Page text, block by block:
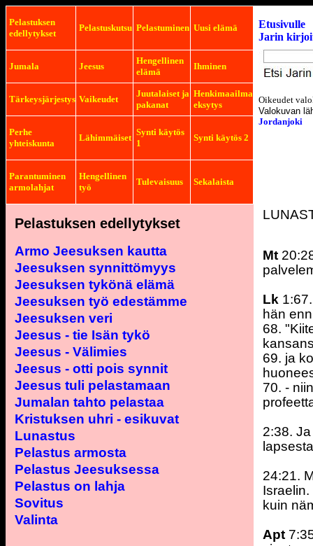
Pelastuksen
edellytykset
Pelastuskutsu Pelastuminen Uusi elämä
Jumala Jeesus
Hengellinen
elämä
Ihminen
Tärkeysjärjestys Vaikeudet
Juutalaiset ja
pakanat
Henkimaailma
eksytys
Perhe
yhteiskunta
Lähimmäiset
Synti käytös
1
Synti käytös 2
Parantuminen
armolahjat
Hengellinen
työ
Tulevaisuus Sekalaista
Pelastuksen edellytykset
Armo Jeesuksen kautta
Jeesuksen synnittömyys
Jeesuksen tykönä elämä
Jeesuksen työ edestämme
Jeesuksen veri
Jeesus - tie Isän tykö
Jeesus - Välimies
Jeesus - otti pois synnit
Jeesus tuli pelastamaan
Jumalan tahto pelastaa
Kristuksen uhri - esikuvat
Lunastus
Pelastus armosta
Pelastus Jeesuksessa
Pelastus on lahja
Sovitus
Valinta
Etusivulle
Jarin
Oikeudet
Valokuvan
Jordanjoki
Mt
Lk
hän
68.
69. ja
70. -
2:38.
24:21.
kuin
Apt